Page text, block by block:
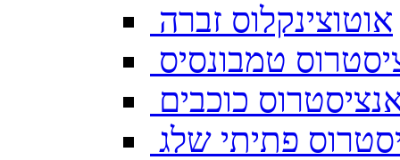
אוטוצינקלוס זברה
טמבונסיס